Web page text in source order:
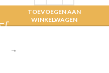
TOEVOEGEN AAN
WINKELWAGEN
→